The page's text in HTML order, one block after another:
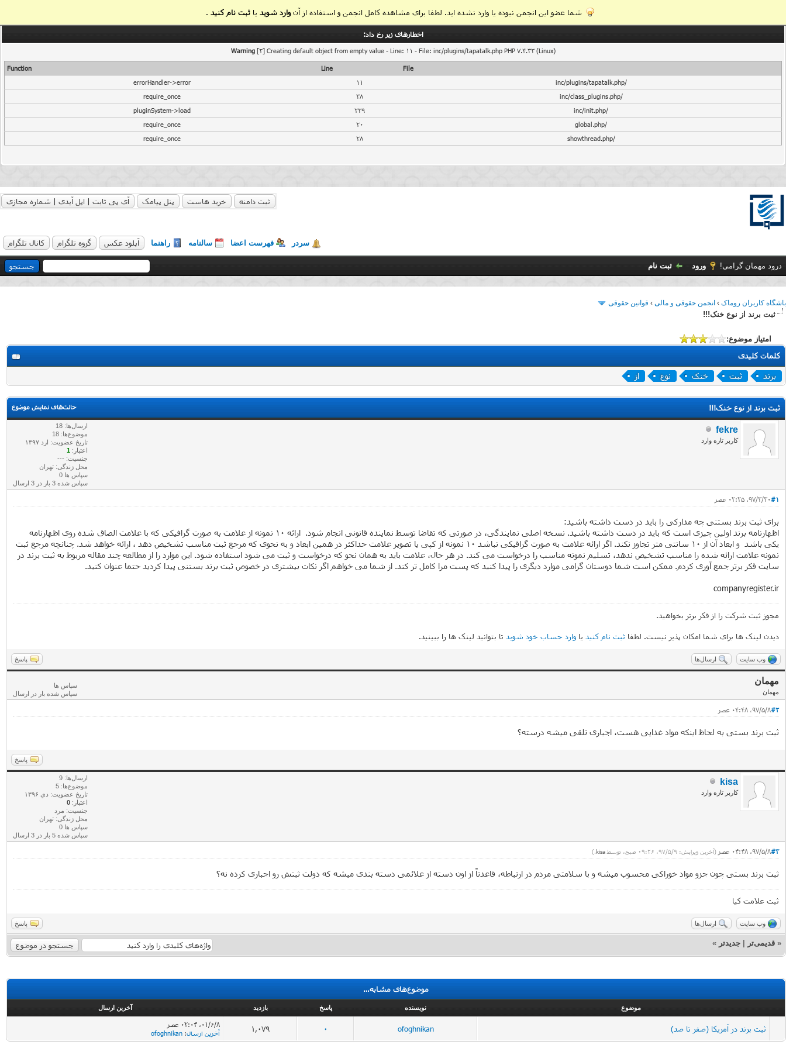
شما عضو این انجمن نبوده یا وارد نشده اید. لطفا برای مشاهده کامل انجمن و استفاده از آنوارد شوید یاثبت نام کنید .
اخطار‌های زیر رخ داد:
Warning[2] Creating default object from empty value - Line: 11 - File: inc/plugins/tapatalk.php PHP 7.4.33 (Linux)
File
Line
Function
/inc/plugins/tapatalk.php
11
errorHandler->error
/inc/class_plugins.php
38
require_once
/inc/init.php
239
pluginSystem->load
/global.php
20
require_once
/showthread.php
28
require_once
ثبت دامنه خرید هاست پنل پیامک آی پی ثابت | اپل آیدی | شماره مجازی
سردر فهرست اعضا سالنامه راهنما آپلود عکس گروه تلگرام کانال تلگرام
درود مهمان گرامی! ورود ثبت نام
باشگاه کاربران روماک › انجمن حقوقی و مالی › قوانین حقوقی
ثبت برند از نوع خنک!!!
امتیاز موضوع:
کلمات کلیدی
برند ثبت خنک نوع از
حالت‌های نمایش موضوع ثبت برند از نوع خنک!!!
fekre
کاربر تازه وارد
ارسال‌ها: 18
موضوع‌ها: 18
تاریخ عضویت: ارد ۱۳۹۷
اعتبار: 1
جنسیت: ---
محل زندگی: تهران
سپاس ها 0
سپاس شده 3 بار در 3 ارسال
#1۹۷/۳/۳۰، ۰۲:۲۵ عصر
برای ثبت برند بستنی چه مدارکی را باید در دست داشته باشید:
اظهارنامه برند اولین چیزی است که باید در دست داشته باشید. نسخه اصلی نمایندگی، در صورتی که تقاضا توسط نماینده قانونی انجام شود. ارائه 10 نمونه از علامت به صورت گرافیکی که با علامت الصاق شده روی اظهارنامه
یکی باشد و ابعاد آن از 10 سانتی متر تجاوز نکند. اگر ارائه علامت به صورت گرافیکی نباشد 10 نمونه از کپی یا تصویر علامت حداکثر در همین ابعاد و به نحوی که مرجع ثبت مناسب تشخیص دهد ، ارائه خواهد شد. چنانچه مرجع ثبت
نمونه علامت ارائه شده را مناسب تشخیص ندهد، تسلیم نمونه مناسب را درخواست می کند. در هر حال، علامت باید به همان نحو که درخواست و ثبت می شود استفاده شود. این موارد را از مطالعه چند مقاله مربوط به ثبت برند در
سایت فکر برتر جمع آوری کردم. ممکن است شما دوستان گرامی موارد دیگری را پیدا کنید که پست مرا کامل تر کند. از شما می خواهم اگر نکات بیشتری در خصوص ثبت برند بستنی پیدا کردید حتما عنوان کنید.
companyregister.ir
مجوز ثبت شرکت را از فکر برتر بخواهید.
دیدن لینک ها برای شما امکان پذیر نیست. لطفا ثبت نام کنید یا وارد حساب خود شوید تا بتوانید لینک ها را ببینید.
وب سایت ارسال‌ها پاسخ
مهمان
مهمان
سپاس ها
سپاس شده بار در ارسال
#2۹۷/۵/۸، ۰۴:۴۸ عصر
ثبت برند بستی به لحاظ اینکه مواد غذایی هست، اجباری تلقی میشه درسته؟
پاسخ
kisa
کاربر تازه وارد
ارسال‌ها: 9
موضوع‌ها: 5
تاریخ عضویت: دي ۱۳۹۶
اعتبار: 0
جنسیت: مرد
محل زندگی: تهران
سپاس ها 0
سپاس شده 5 بار در 3 ارسال
#3۹۷/۵/۸، ۰۴:۴۸ عصر (آخرین ویرایش: ۹۷/۵/۹، ۰۹:۲۶ صبح، توسط kisa
.)
ثبت برند بستی چون جزو مواد خوراکی محسوب میشه و با سلامتی مردم در ارتباطه، قاعدتاً از اون دسته از علائمی دسته بندی میشه که دولت ثبتش رو اجباری کرده نه؟
ثبت علامت کیا
وب سایت ارسال‌ها پاسخ
« قدیمی‌تر جدیدتر »
موضوع‌های مشابه…
موضوع نویسنده پاسخ بازدید آخرین ارسال
ثبت برند در آمریکا (صفر تا صد) ofoghnikan
0
1,079
۰۱/۶/۸، ۰۲:۰۴ عصر
آخرین ارسال:
ofoghnikan